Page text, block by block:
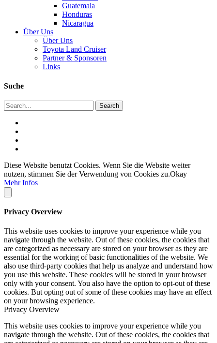
Guatemala
Honduras
Nicaragua
Über Uns
Über Uns
Toyota Land Cruiser
Partner & Sponsoren
Links
Suche
Diese Website benutzt Cookies. Wenn Sie die Website weiter
nutzen, stimmen Sie der Verwendung von Cookies zu.Okay
Mehr Infos
Privacy Overview
This website uses cookies to improve your experience while you
navigate through the website. Out of these cookies, the cookies that
are categorized as necessary are stored on your browser as they are
essential for the working of basic functionalities of the website. We
also use third-party cookies that help us analyze and understand how
you use this website. These cookies will be stored in your browser
only with your consent. You also have the option to opt-out of these
cookies. But opting out of some of these cookies may have an effect
on your browsing experience.
Privacy Overview
This website uses cookies to improve your experience while you
navigate through the website. Out of these cookies, the cookies that